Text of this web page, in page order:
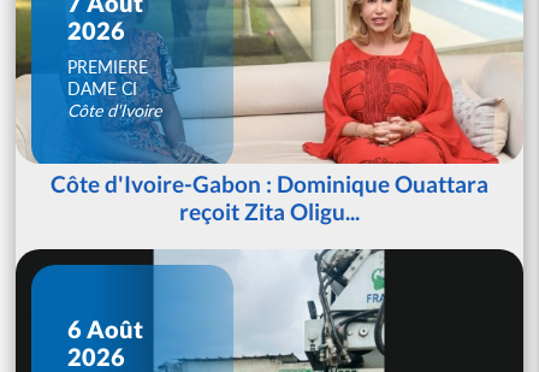
2026
PREMIERE
DAME CI
Côte d'Ivoire
Côte d'Ivoire-Gabon : Dominique Ouattara
reçoit Zita Oligu...
6 Août
2026